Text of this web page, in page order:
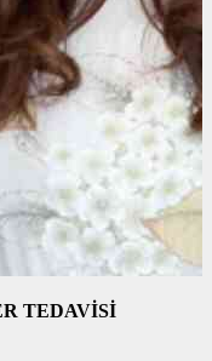
TEDAVİSİ